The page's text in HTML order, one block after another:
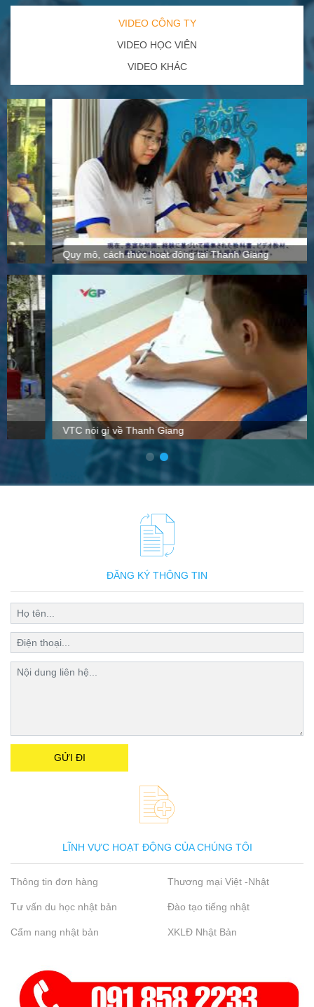
VIDEO CÔNG TY
VIDEO HỌC VIÊN
VIDEO KHÁC
Quy mô, cách thức hoạt động tại Thanh Giang
VTC nói gì về Thanh Giang
ĐĂNG KÝ THÔNG TIN
LĨNH VỰC HOẠT ĐỘNG CỦA CHÚNG TÔI
Thông tin đơn hàng Thương mại Việt -Nhật
Tư vấn du học nhật bản Đào tạo tiếng nhật
Cẩm nang nhật bản XKLĐ Nhật Bản